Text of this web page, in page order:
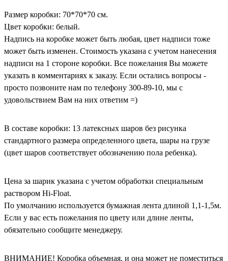
Размер коробки: 70*70*70 см.
Цвет коробки: белый.
Надпись на коробке может быть любая, цвет надписи тоже
может быть изменен. Стоимость указана с учетом нанесения
надписи на 1 стороне коробки. Все пожелания Вы можете
указать в комментариях к заказу. Если остались вопросы -
просто позвоните нам по телефону 300-89-10, мы с
удовольствием Вам на них ответим =)
В составе коробки: 13 латексных шаров без рисунка
стандартного размера определенного цвета, шары на грузе
(цвет шаров соответствует обозначению пола ребенка).
Цена за шарик указана с учетом обработки специальным
раствором Hi-Float.
По умолчанию используется бумажная лента длиной 1,1-1,5м.
Если у вас есть пожелания по цвету или длине ленты,
обязательно сообщите менеджеру.
ВНИМАНИЕ! Коробка объемная, и она может не поместиться